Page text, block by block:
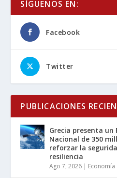
SÍGUENOS EN:
Facebook
Twitter
PUBLICACIONES
Grecia presenta un
Nacional de 350
reforzar la
resiliencia
Ago 7, 2026 |